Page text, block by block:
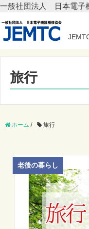
一般社団法人 日本電子
旅行
ホーム / 旅行
老後の暮らし